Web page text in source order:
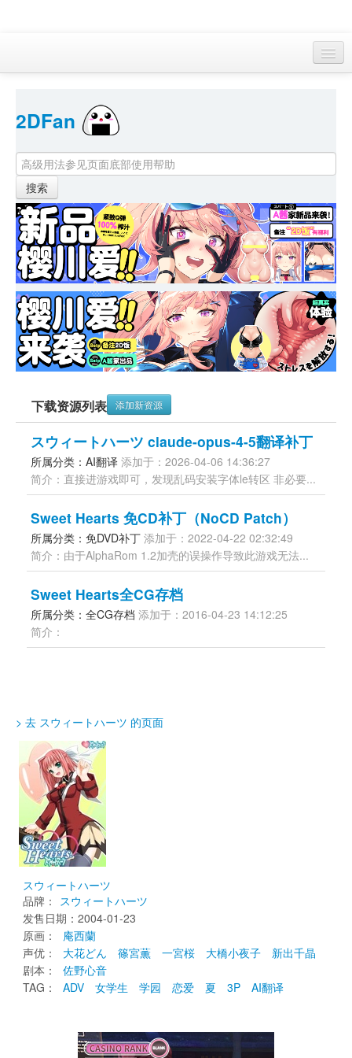
首页
找游戏
下资源
目录
本月新作
站内动态
小组
KF Online
2DFan
下载资源列表 添加新资源
スウィートハーツ claude-opus-4-5翻译补丁
所属分类：AI翻译 添加于：2026-04-06 14:36:27
简介：直接进游戏即可，发现乱码安装字体le转区 非必要...
Sweet Hearts 免CD补丁（NoCD Patch）
所属分类：免DVD补丁 添加于：2022-04-22 02:32:49
简介：由于AlphaRom 1.2加壳的误操作导致此游戏无法...
Sweet Hearts全CG存档
所属分类：全CG存档 添加于：2016-04-23 14:12:25
简介：
> 去 スウィートハーツ 的页面
スウィートハーツ
品牌： スウィートハーツ
发售日期：2004-01-23
原画：
庵西蘭
声优：
大花どん 篠宮薫 一宮桜 大橋小夜子
新出千晶
剧本：
佐野心音
TAG：
ADV 女学生 学园 恋爱 夏 3P AI翻译